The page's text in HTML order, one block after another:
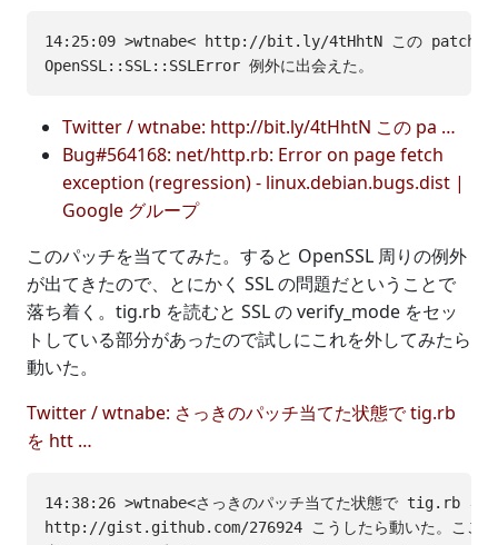
14:25:09 >wtnabe< http://bit.ly/4tHhtN この patch 適
Twitter / wtnabe: http://bit.ly/4tHhtN この pa …
Bug#564168: net/http.rb: Error on page fetch
exception (regression) - linux.debian.bugs.dist |
Google グループ
このパッチを当ててみた。すると OpenSSL 周りの例外
が出てきたので、とにかく SSL の問題だということで
落ち着く。tig.rb を読むと SSL の verify_mode をセッ
トしている部分があったので試しにこれを外してみたら
動いた。
Twitter / wtnabe: さっきのパッチ当てた状態で tig.rb
を htt …
14:38:26 >wtnabe<さっきのパッチ当てた状態で tig.rb を
http://gist.github.com/276924 こうしたら動いた。ここま